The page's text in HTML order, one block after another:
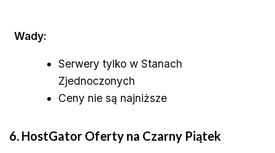
Wady:
Serwery tylko w Stanach
Zjednoczonych
Ceny nie są najniższe
6. HostGator Oferty na Czarny Piątek